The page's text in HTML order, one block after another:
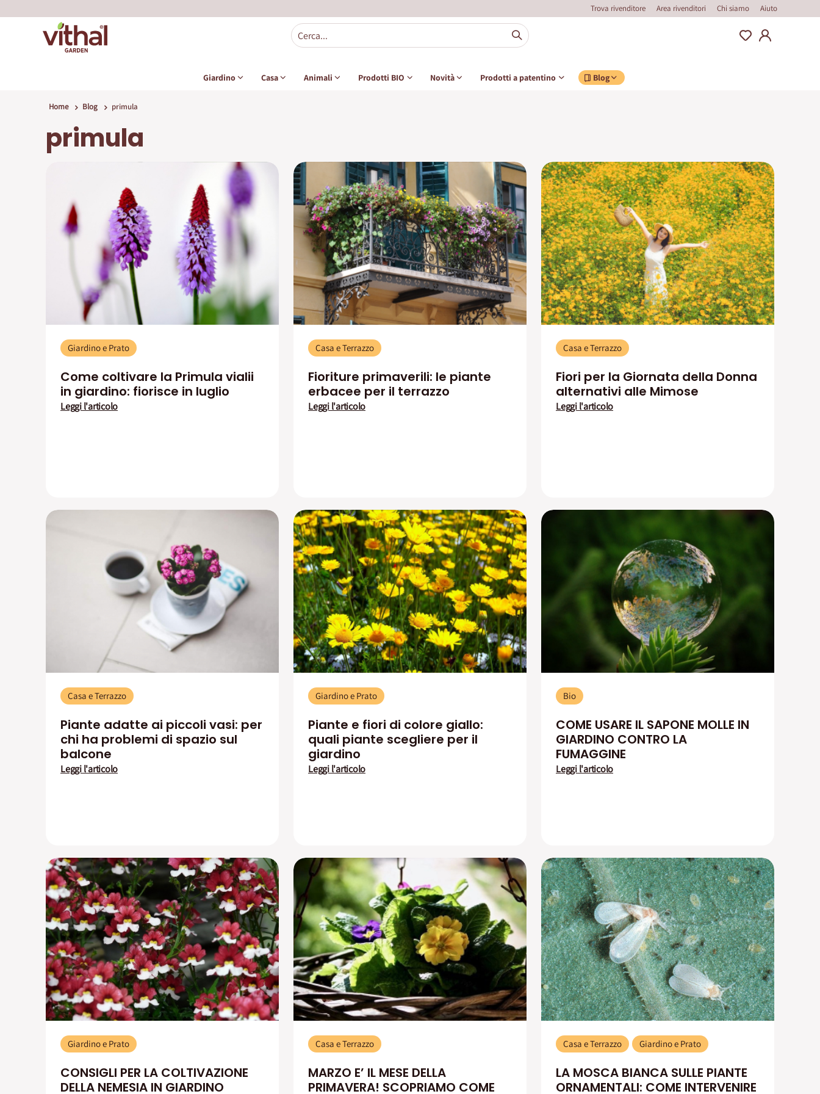
Trova rivenditore Area rivenditori Chi siamo Aiuto
Giardino Casa Animali Prodotti BIO Novità Prodotti a patentino Blog
Home Blog primula
primula
Giardino e Prato
Come coltivare la Primula vialii
in giardino: fiorisce in luglio
Leggi l'articolo
Casa e Terrazzo
Fioriture primaverili: le piante
erbacee per il terrazzo
Leggi l'articolo
Casa e Terrazzo
Fiori per la Giornata della Donna
alternativi alle Mimose
Leggi l'articolo
Casa e Terrazzo
Piante adatte ai piccoli vasi: per
chi ha problemi di spazio sul
balcone
Leggi l'articolo
Giardino e Prato
Piante e fiori di colore giallo:
quali piante scegliere per il
giardino
Leggi l'articolo
Bio
COME USARE IL SAPONE MOLLE IN
GIARDINO CONTRO LA
FUMAGGINE
Leggi l'articolo
Giardino e Prato
CONSIGLI PER LA COLTIVAZIONE
DELLA NEMESIA IN GIARDINO
Casa e Terrazzo
MARZO E’ IL MESE DELLA
PRIMAVERA! SCOPRIAMO COME
Casa e Terrazzo Giardino e Prato
LA MOSCA BIANCA SULLE PIANTE
ORNAMENTALI: COME INTERVENIRE